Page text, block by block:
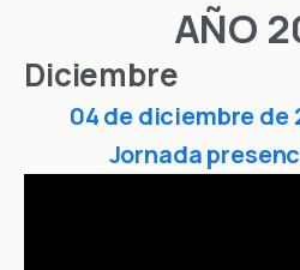
AÑO
Diciembre
04 de diciembre de
Jornada